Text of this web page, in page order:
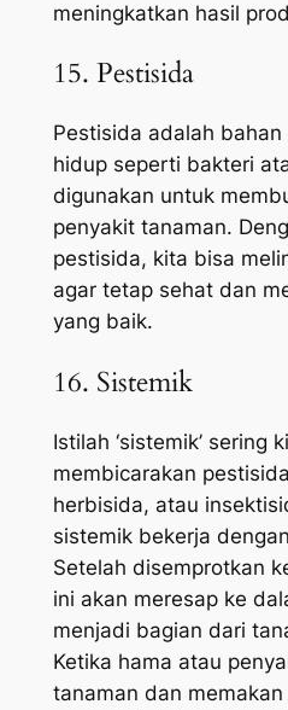
meningkatkan hasil
15. Pestisida
Pestisida adalah
hidup seperti bakteri
digunakan untuk
penyakit tanaman.
pestisida, kita bisa
agar tetap sehat dan
yang baik.
16. Sistemik
Istilah ‘sistemik’ sering
membicarakan
herbisida, atau
sistemik bekerja
Setelah disemprotkan
ini akan meresap ke
menjadi bagian dari
Ketika hama atau
tanaman dan